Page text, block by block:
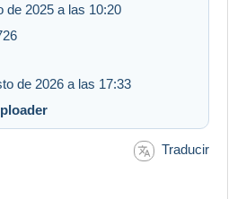
de 2025 a las 10:20
de 2026 a las 17:33
Traducir